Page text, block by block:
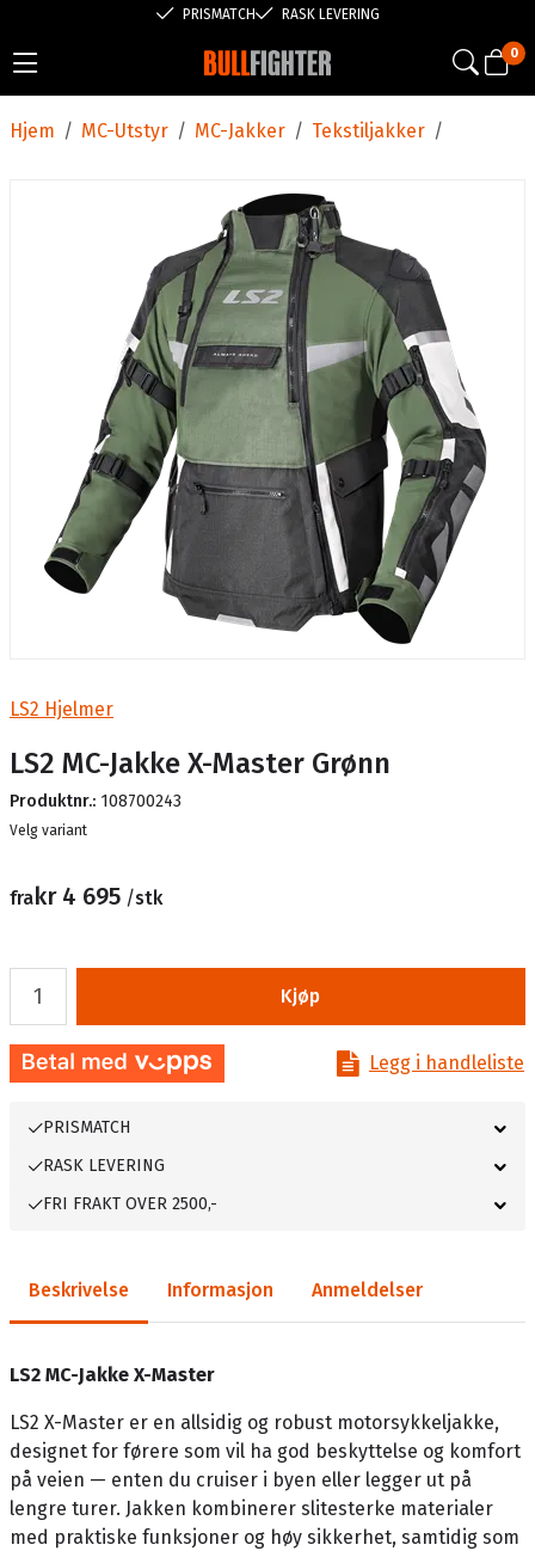
PRISMATCH RASK LEVERING
0
/
Hjem /
MC-Utstyr /
MC-Jakker /
Tekstiljakker
LS2 Hjelmer
LS2 MC-Jakke X-Master Grønn
Produktnr.: 108700243
Lager
Velg variant
frakr 4 695 /stk
Kjøp
Legg i handleliste
PRISMATCH
RASK LEVERING
FRI FRAKT OVER 2500,-
Beskrivelse Informasjon Anmeldelser
LS2 MC-Jakke X-Master
LS2 X-Master er en allsidig og robust motorsykkeljakke,
designet for førere som vil ha god beskyttelse og komfort
på veien — enten du cruiser i byen eller legger ut på
lengre turer. Jakken kombinerer slitesterke materialer
med praktiske funksjoner og høy sikkerhet, samtidig som